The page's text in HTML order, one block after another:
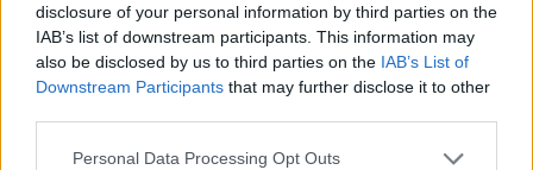
disclosure of your personal information by third parties on the
IAB’s list of downstream participants. This information may
also be disclosed by us to third parties on the IAB’s List of
Downstream Participants that may further disclose it to other
Personal Data Processing Opt Outs
Meteorologia 10 d'abril de 2026
DEIXA UNA RESPOSTA